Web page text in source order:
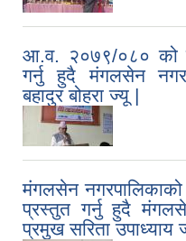
आ.व. २०७९/०८० को
गर्नु हुदै मंगलसेन
बहादुर बोहरा ज्यू |
मंगलसेन
प्रस्तुत गर्नु हुदै
प्रमुख सरिता उपाध्याय